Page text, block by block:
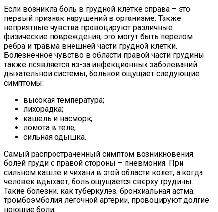
Если возникла боль в грудной клетке справа – это
первый признак нарушений в организме. Также
неприятные чувства провоцируют различные
физические повреждения, это могут быть перелом
ребра и травма внешней части грудной клетки.
Болезненное чувство в области правой части грудины
также появляется из-за инфекционных заболеваний
дыхательной системы, больной ощущает следующие
симптомы:
высокая температура;
лихорадка;
кашель и насморк;
ломота в теле;
сильная одышка.
Самый распространенный симптом возникновения
болей груди с правой стороны – пневмония. При
сильном кашле и чихани в этой области колет, а когда
человек вдыхает, боль ощущается сверху грудины.
Такие болезни, как туберкулез, бронхиальная астма,
тромбоэмболия легочной артерии, провоцируют долгие
ноющие боли.